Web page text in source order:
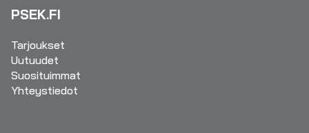
PSEK.FI
Tarjoukset
Uutuudet
Suosituimmat
Yhteystiedot